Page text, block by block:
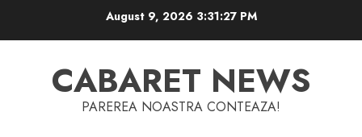
August 9, 2026 3:31:27 PM
CABARET NEWS
PAREREA NOASTRA CONTEAZA!